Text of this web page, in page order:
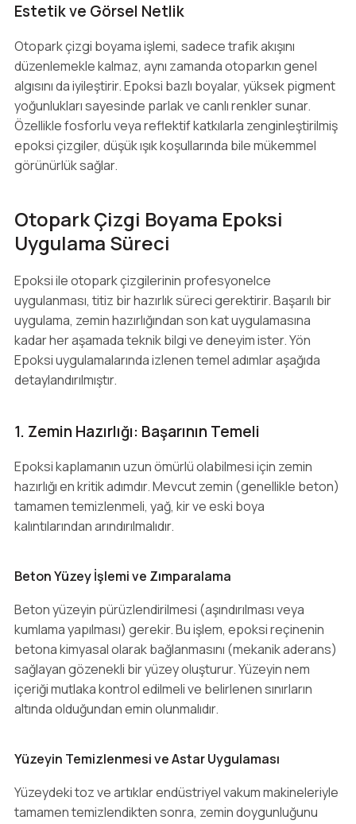
Estetik ve Görsel Netlik
Otopark çizgi boyama işlemi, sadece trafik akışını
düzenlemekle kalmaz, aynı zamanda otoparkın genel
algısını da iyileştirir. Epoksi bazlı boyalar, yüksek pigment
yoğunlukları sayesinde parlak ve canlı renkler sunar.
Özellikle fosforlu veya reflektif katkılarla zenginleştirilmiş
epoksi çizgiler, düşük ışık koşullarında bile mükemmel
görünürlük sağlar.
Otopark Çizgi Boyama Epoksi
Uygulama Süreci
Epoksi ile otopark çizgilerinin profesyonelce
uygulanması, titiz bir hazırlık süreci gerektirir. Başarılı bir
uygulama, zemin hazırlığından son kat uygulamasına
kadar her aşamada teknik bilgi ve deneyim ister. Yön
Epoksi uygulamalarında izlenen temel adımlar aşağıda
detaylandırılmıştır.
1. Zemin Hazırlığı: Başarının Temeli
Epoksi kaplamanın uzun ömürlü olabilmesi için zemin
hazırlığı en kritik adımdır. Mevcut zemin (genellikle beton)
tamamen temizlenmeli, yağ, kir ve eski boya
kalıntılarından arındırılmalıdır.
Beton Yüzey İşlemi ve Zımparalama
Beton yüzeyin pürüzlendirilmesi (aşındırılması veya
kumlama yapılması) gerekir. Bu işlem, epoksi reçinenin
betona kimyasal olarak bağlanmasını (mekanik aderans)
sağlayan gözenekli bir yüzey oluşturur. Yüzeyin nem
içeriği mutlaka kontrol edilmeli ve belirlenen sınırların
altında olduğundan emin olunmalıdır.
Yüzeyin Temizlenmesi ve Astar Uygulaması
Yüzeydeki toz ve artıklar endüstriyel vakum makineleriyle
tamamen temizlendikten sonra, zemin doygunluğunu